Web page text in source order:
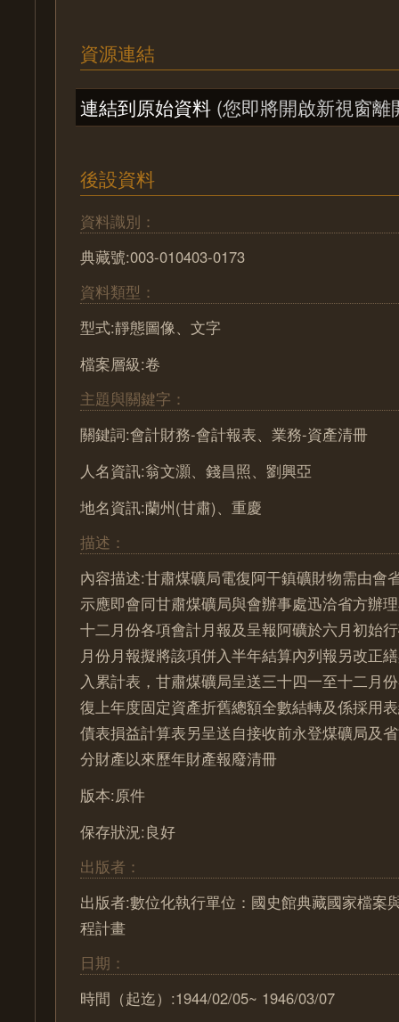
資源連結
連結到原始資料 (您即將開啟新視窗離
後設資料
資料識別：
典藏號:003-010403-0173
資料類型：
型式:靜態圖像、文字
檔案層級:卷
主題與關鍵字：
關鍵詞:會計財務-會計報表、業務-資產清冊
人名資訊:翁文灝、錢昌照、劉興亞
地名資訊:蘭州(甘肅)、重慶
描述：
內容描述:甘肅煤礦局電復阿干鎮礦財物需由會
示應即會同甘肅煤礦局與會辦事處迅洽省方辦
十二月份各項會計月報及呈報阿礦於六月初始
月份月報擬將該項併入半年結算內列報另改正
入累計表，甘肅煤礦局呈送三十四一至十二月
復上年度固定資產折舊總額全數結轉及係採用
債表損益計算表另呈送自接收前永登煤礦局及
分財產以來歷年財產報廢清冊
版本:原件
保存狀況:良好
出版者：
出版者:數位化執行單位：國史館典藏國家檔案
程計畫
日期：
時間（起迄）:1944/02/05~ 1946/03/07